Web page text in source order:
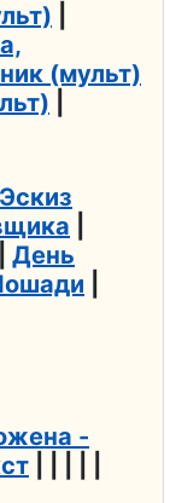
(мульт)
День
-